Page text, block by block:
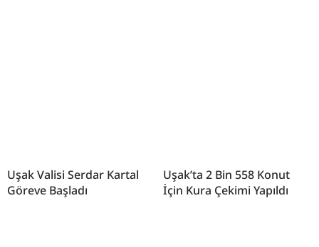
Uşak Valisi Serdar Kartal
Göreve Başladı
Uşak’ta 2 Bin 558 Konut
İçin Kura Çekimi Yapıldı